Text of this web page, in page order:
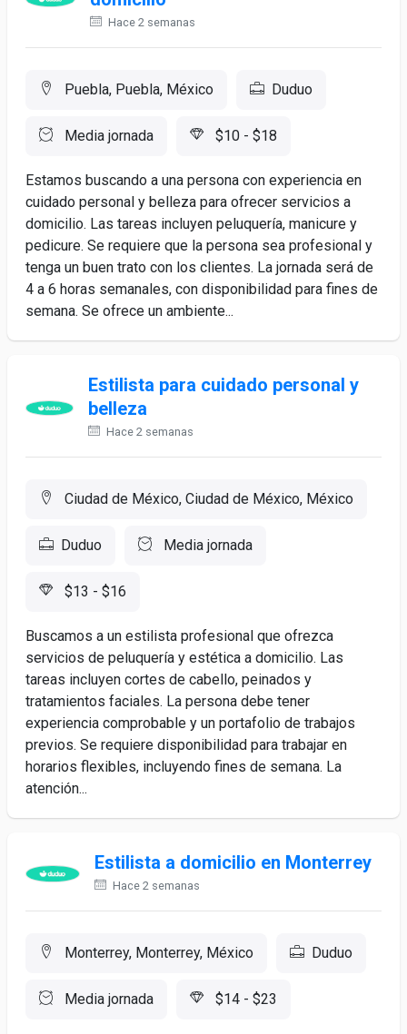
Hace 2 semanas
Puebla, Puebla, México Duduo
Media jornada $10 - $18
Estamos buscando a una persona con experiencia en
cuidado personal y belleza para ofrecer servicios a
domicilio. Las tareas incluyen peluquería, manicure y
pedicure. Se requiere que la persona sea profesional y
tenga un buen trato con los clientes. La jornada será de
4 a 6 horas semanales, con disponibilidad para fines de
semana. Se ofrece un ambiente...
Estilista para cuidado personal y
belleza
Hace 2 semanas
Ciudad de México, Ciudad de México, México
Duduo Media jornada
$13 - $16
Buscamos a un estilista profesional que ofrezca
servicios de peluquería y estética a domicilio. Las
tareas incluyen cortes de cabello, peinados y
tratamientos faciales. La persona debe tener
experiencia comprobable y un portafolio de trabajos
previos. Se requiere disponibilidad para trabajar en
horarios flexibles, incluyendo fines de semana. La
atención...
Estilista a domicilio en Monterrey
Hace 2 semanas
Monterrey, Monterrey, México Duduo
Media jornada $14 - $23